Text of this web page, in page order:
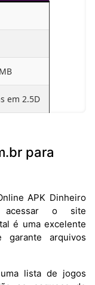
em 2.5D
para
APK Dinheiro
o site
é uma excelente
arquivos
lista de jogos